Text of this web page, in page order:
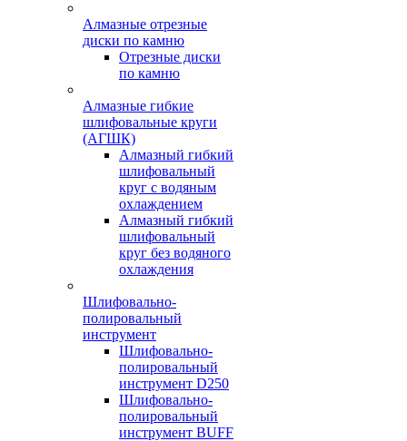
Алмазные отрезные
диски по камню
Отрезные диски
по камню
Алмазные гибкие
шлифовальные круги
(АГШК)
Алмазный гибкий
шлифовальный
круг с водяным
охлаждением
Алмазный гибкий
шлифовальный
круг без водяного
охлаждения
Шлифовально-
полировальный
инструмент
Шлифовально-
полировальный
инструмент D250
Шлифовально-
полировальный
инструмент BUFF